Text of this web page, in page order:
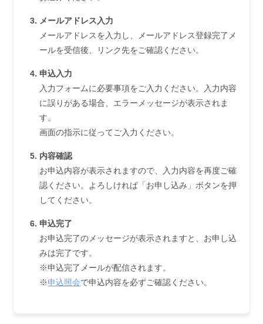
メールアドレス入力
メールアドレスを入力し、メールアドレス登録完了メ
ールを受信後、リンク先をご確認ください。
申込入力
入力フォームに必要事項をご入力ください。入力内容
に誤りがある場合、エラーメッセージが表示されま
す。
画面の指示に従ってご入力ください。
内容確認
お申込内容が表示されますので、入力内容を再度ご確
認ください。よろしければ「お申し込み」ボタンを押
してください。
申込完了
お申込完了のメッセージが表示されますと、お申し込
みは完了です。
※申込完了メールが配信されます。
※申込照会で申込内容を必ずご確認ください。